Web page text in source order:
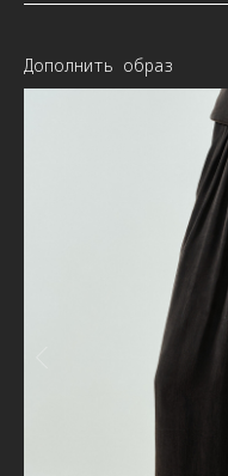
Дополнить образ